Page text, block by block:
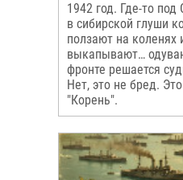
1942 год. Где-то
в сибирской глуши
ползают на коленях
выкапывают…
фронте решается
Нет, это не бред.
"Корень".